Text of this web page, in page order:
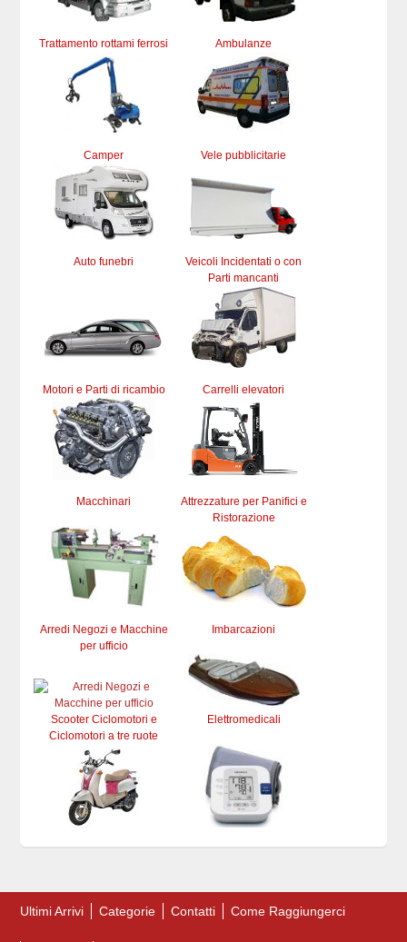
Trattamento rottami ferrosi Ambulanze
Camper Vele pubblicitarie
Auto funebri
Veicoli Incidentati o con
Parti mancanti
Motori e Parti di ricambio Carrelli elevatori
Macchinari
Attrezzature per Panifici e
Ristorazione
Arredi Negozi e Macchine
per ufficio
Imbarcazioni
Scooter Ciclomotori e
Ciclomotori a tre ruote
Elettromedicali
Ultimi Arrivi Categorie Contatti Come Raggiungerci